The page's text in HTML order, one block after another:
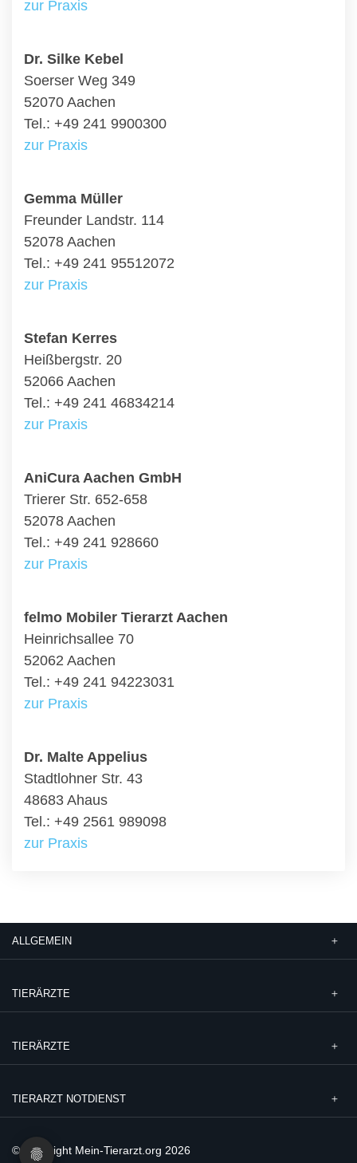
zur Praxis
Dr. Silke Kebel
Soerser Weg 349
52070 Aachen
Tel.: +49 241 9900300
zur Praxis
Gemma Müller
Freunder Landstr. 114
52078 Aachen
Tel.: +49 241 95512072
zur Praxis
Stefan Kerres
Heißbergstr. 20
52066 Aachen
Tel.: +49 241 46834214
zur Praxis
AniCura Aachen GmbH
Trierer Str. 652-658
52078 Aachen
Tel.: +49 241 928660
zur Praxis
felmo Mobiler Tierarzt Aachen
Heinrichsallee 70
52062 Aachen
Tel.: +49 241 94223031
zur Praxis
Dr. Malte Appelius
Stadtlohner Str. 43
48683 Ahaus
Tel.: +49 2561 989098
zur Praxis
ALLGEMEIN
TIERÄRZTE
TIERÄRZTE
TIERARZT NOTDIENST
© Copyright Mein-Tierarzt.org 2026